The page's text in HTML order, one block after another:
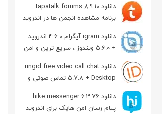
دانلود tapatalk forums 8.9.10
برنامه مشاهده انجمن ها در اندروید
دانلود igram آیگرام 4.6.0 اندروید
+ 5.6.0 ویندوز ، سریع ترین و امن
ترین نسخه تلگرام
دانلود ringid free video call chat
5.7.8 + Desktop تماس صوتی و
تصویری در اندروید
دانلود hike messenger 6.3.76
پیام‌ رسان‌ امن هایک برای اندروید